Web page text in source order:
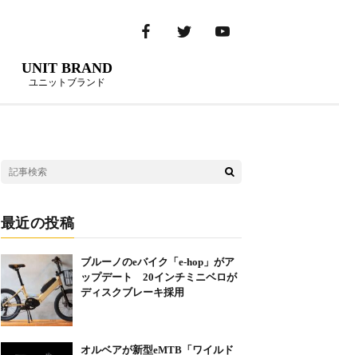
UNIT BRAND
ユニットブランド
最近の投稿
ブルーノのeバイク「e-hop」がア
ップデート 20インチミニベロが
ディスクブレーキ採用
オルベアが新型eMTB「ワイルド